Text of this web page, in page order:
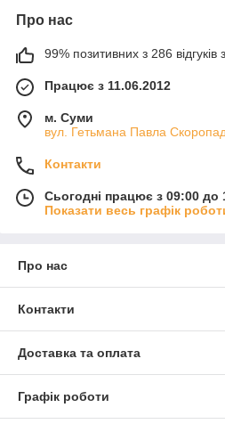
Про нас
99% позитивних з 286 відгуків
Працює з 11.06.2012
м. Суми
вул. Гетьмана Павла
Контакти
Сьогодні працює з 09:00 до
Показати весь графік
Про нас
Контакти
Доставка та оплата
Графік роботи